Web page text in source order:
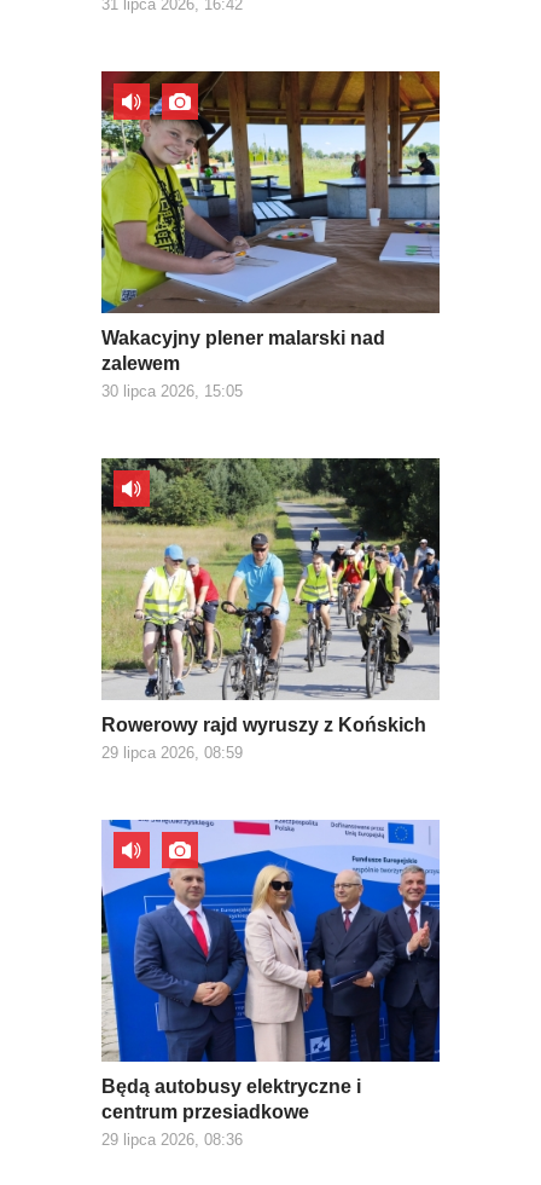
31 lipca 2026, 16:42
Wakacyjny plener malarski nad
zalewem
30 lipca 2026, 15:05
Rowerowy rajd wyruszy z Końskich
29 lipca 2026, 08:59
Będą autobusy elektryczne i
centrum przesiadkowe
29 lipca 2026, 08:36